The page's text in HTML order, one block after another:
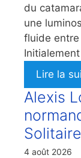
du
une
fluide entre
Lire la
Alexis
4 août 2026